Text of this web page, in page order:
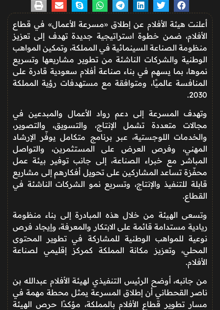
أعلنت هيئة الأفلام عن إطلاق «مسرعة الأعمال» في قطاع
الأفلام، ضمن خطوة استراتيجية جديدة تهدف إلى تعزيز
منظومة الصناعة السينمائية في المملكة، وتمكين المواهب
الوطنية والشركات الناشئة من تطوير مشاريعها وتسريع
نموها، بما يسهم في بناء صناعة أفلام سعودية قادرة على
المنافسة عالميًا، ومتوافقة مع مستهدفات رؤية المملكة
2030.
وتهدف المسرعة إلى دعم رواد الأعمال والمبدعين في
مجالات متعددة تشمل الإنتاج، والتسويق، والتصوير،
والخدمات اللوجستية، عبر برنامج متكامل يوفّر الإرشاد
المهني، وفرص العرض على المستثمرين، والتواصل
المباشر مع خبراء الصناعة، إلى جانب توفير بيئة عمل
محفّزة تساعد المشاركين على تحويل أفكارهم إلى مشاريع
قابلة للتنفيذ والإنتاج، وتسريع نمو الشركات الناشئة في
القطاع.
وتسعى الهيئة من خلال هذه المبادرة إلى بناء منظومة
ريادية مستدامة قائمة على الابتكار والمعرفة، وإيجاد فرص
نوعية للمواهب الوطنية للمشاركة في تطوير المحتوى
المحلي، وتعزيز مكانة المملكة كمركز إقليمي لصناعة
الأفلام.
من جانبه، أوضح الرئيس التنفيذي لهيئة الأفلام عبدالله بن
ناصر القحطاني أن إطلاق المسرعة يمثل محطة مهمة في
مسار تطوير قطاع الأفلام بالمملكة، مؤكدًا حرص الهيئة